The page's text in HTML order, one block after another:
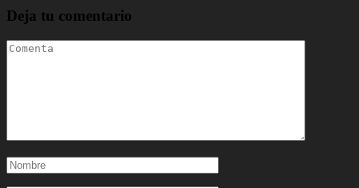
Deja tu comentario